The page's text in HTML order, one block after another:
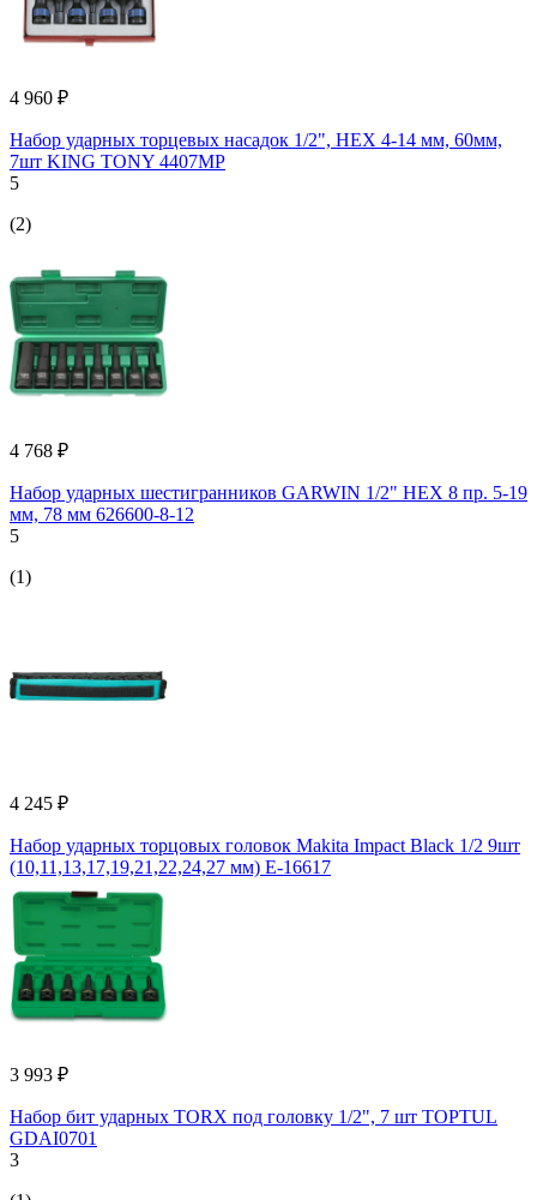
4 960 ₽
Набор ударных торцевых насадок 1/2", HEX 4-14 мм, 60мм,
7шт KING TONY 4407MP
5
(2)
4 768 ₽
Набор ударных шестигранников GARWIN 1/2" HEX 8 пр. 5-19
мм, 78 мм 626600-8-12
5
(1)
4 245 ₽
Набор ударных торцовых головок Makita Impact Black 1/2 9шт
(10,11,13,17,19,21,22,24,27 мм) E-16617
3 993 ₽
Набор бит ударных TORX под головку 1/2", 7 шт TOPTUL
GDAI0701
3